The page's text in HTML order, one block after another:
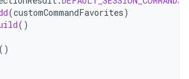
(customCommandFavorites)
()
()